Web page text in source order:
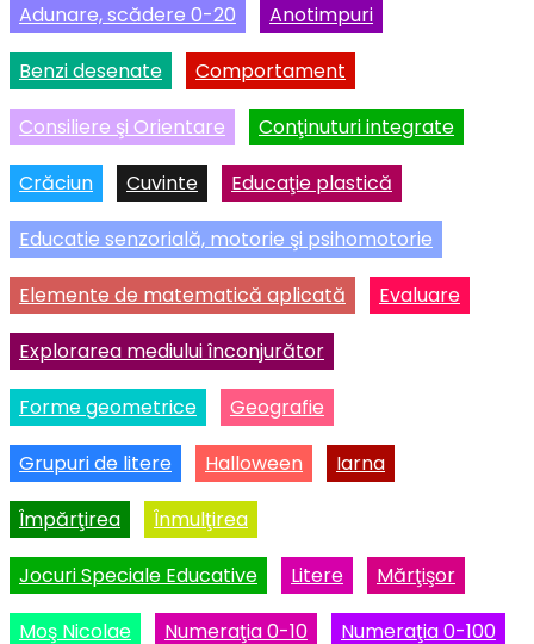
Adunare, scădere 0-20 Anotimpuri
Benzi desenate Comportament
Consiliere şi Orientare Conţinuturi integrate
Crăciun Cuvinte Educaţie plastică
Educatie senzorială, motorie şi psihomotorie
Elemente de matematică aplicată Evaluare
Explorarea mediului înconjurător
Forme geometrice Geografie
Grupuri de litere Halloween Iarna
Împărţirea Înmulţirea
Jocuri Speciale Educative Litere Mărţişor
Moş Nicolae Numeraţia 0-10 Numeraţia 0-100